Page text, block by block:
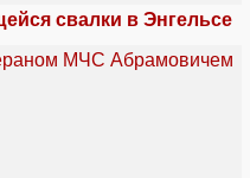
свалки в Энгельсе